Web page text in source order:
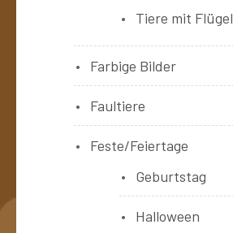
Tiere mit
Farbige Bilder
Faultiere
Feste/Feiertage
Geburtstag
Halloween